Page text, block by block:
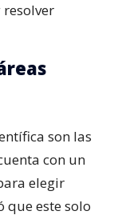
son las
con un
elegir
que este solo